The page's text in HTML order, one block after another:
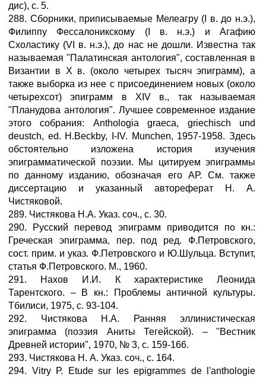
дис), с. 5.
288. Сборники, приписываемые Мелеагру (I в. до н.э.),
Филиппу Фессалоникскому (I в. н.э.) и Агафию
Схоластику (VI в. н.э.), до нас не дошли. Известна так
называемая "Палатинская антология", составленная в
Византии в X в. (около четырех тысяч эпиграмм), а
также выборка из нее с присоединением новых (около
четырехсот) эпиграмм в XIV в., так называемая
"Планудова антология". Лучшее современное издание
этого собрания: Anthologia graeca, griechisch und
deustch, ed. H.Beckby, I-IV. Munchen, 1957-1958. Здесь
обстоятельно изложена история изучения
эпиграмматической поэзии. Мы цитируем эпиграммы
по данному изданию, обозначая его АР. См. также
диссертацию и указанный автореферат Н. А.
Чистяковой.
289. Чистякова Н.А. Указ. соч., с. 30.
290. Русский перевод эпиграмм приводится по кн.:
Греческая эпиграмма, пер. под ред. Ф.Петровского,
сост. прим. и указ. Ф.Петровского и Ю.Шульца. Вступит,
статья Ф.Петровского. М., 1960.
291. Нахов И.И. К характеристике Леонида
Тарентского. – В кн.: Проблемы античной культуры.
Тбилиси, 1975, с. 93-104.
292. Чистякова H.A. Ранняя эллинистическая
эпиграмма (поэзия Аниты Тегейской). – "Вестник
Древней истории", 1970, № 3, с. 159-166.
293. Чистякова Н. А. Указ. соч., с. 164.
294. Vitry Р. Etude sur les epigrammes de l'anthologie